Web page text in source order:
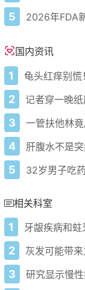
5 2026年FDA
国内资讯
1
2
3
4
5
相关科室
1
2 灰发可能带
3